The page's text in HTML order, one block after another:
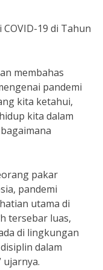
19 di Tahun
membahas
pandemi
kita ketahui,
kita dalam
pakar
pandemi
utama di
tersebar luas,
di lingkungan
dalam